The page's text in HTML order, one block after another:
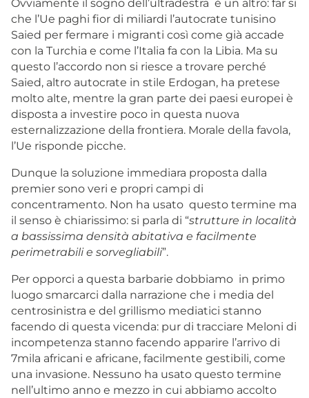
Ovviamente il sogno dell’ultradestra è un altro: far si
che l’Ue paghi fior di miliardi l’autocrate tunisino
Saied per fermare i migranti così come già accade
con la Turchia e come l’Italia fa con la Libia. Ma su
questo l’accordo non si riesce a trovare perché
Saied, altro autocrate in stile Erdogan, ha pretese
molto alte, mentre la gran parte dei paesi europei è
disposta a investire poco in questa nuova
esternalizzazione della frontiera. Morale della favola,
l’Ue risponde picche.
Dunque la soluzione immediara proposta dalla
premier sono veri e propri campi di
concentramento. Non ha usato questo termine ma
il senso è chiarissimo: si parla di “strutture in località
a bassissima densità abitativa e facilmente
perimetrabili e sorvegliabili”.
Per opporci a questa barbarie dobbiamo in primo
luogo smarcarci dalla narrazione che i media del
centrosinistra e del grillismo mediatici stanno
facendo di questa vicenda: pur di tracciare Meloni di
incompetenza stanno facendo apparire l’arrivo di
7mila africani e africane, facilmente gestibili, come
una invasione. Nessuno ha usato questo termine
nell’ultimo anno e mezzo in cui abbiamo accolto